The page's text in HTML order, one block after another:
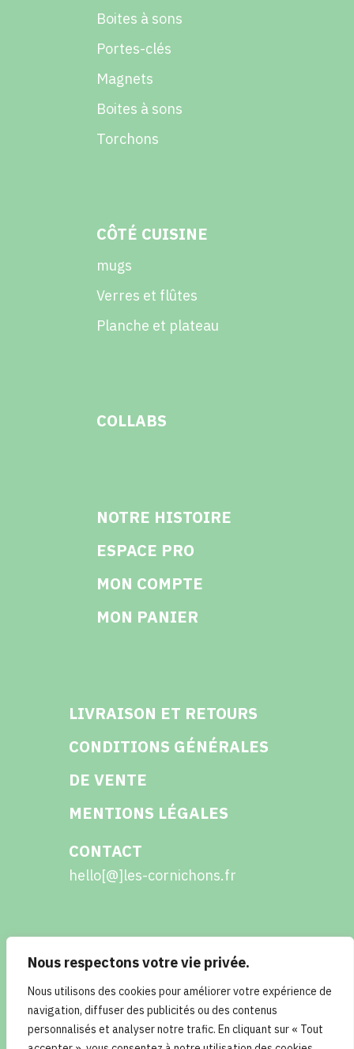
Nous respectons votre vie privée.
Nous utilisons des cookies pour améliorer votre expérience de
navigation, diffuser des publicités ou des contenus
personnalisés et analyser notre trafic. En cliquant sur « Tout
Boites à sons
Portes-clés
Magnets
Boites à sons
Torchons
CÔTÉ CUISINE
mugs
Verres et flûtes
Planche et plateau
COLLABS
NOTRE HISTOIRE
ESPACE PRO
MON COMPTE
MON PANIER
LIVRAISON ET RETOURS
CONDITIONS GÉNÉRALES
DE VENTE
MENTIONS LÉGALES
CONTACT
hello[@]les-cornichons.fr
Facebook
Instagram
Twitter
LinkedIn